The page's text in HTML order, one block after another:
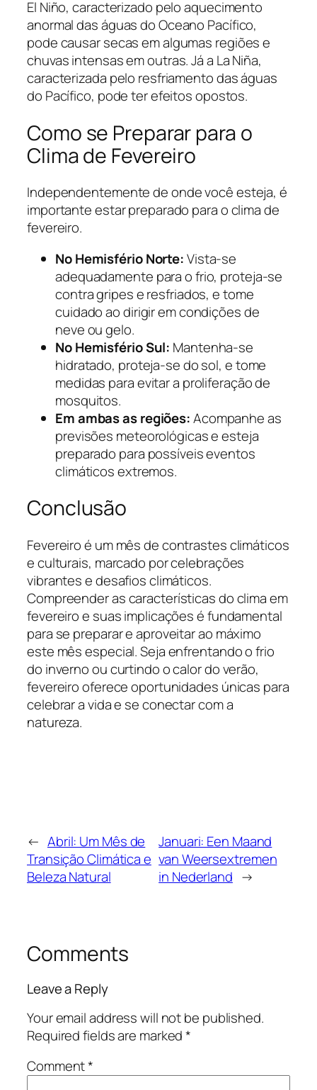
El Niño, caracterizado pelo aquecimento
anormal das águas do Oceano Pacífico,
pode causar secas em algumas regiões e
chuvas intensas em outras. Já a La Niña,
caracterizada pelo resfriamento das águas
do Pacífico, pode ter efeitos opostos.
Como se Preparar para o
Clima de Fevereiro
Independentemente de onde você esteja, é
importante estar preparado para o clima de
fevereiro.
No Hemisfério Norte:Vista-se
adequadamente para o frio, proteja-se
contra gripes e resfriados, e tome
cuidado ao dirigir em condições de
neve ou gelo.
No Hemisfério Sul: Mantenha-se
hidratado, proteja-se do sol, e tome
medidas para evitar a proliferação de
mosquitos.
Em ambas as regiões:Acompanhe as
previsões meteorológicas e esteja
preparado para possíveis eventos
climáticos extremos.
Conclusão
Fevereiro é um mês de contrastes climáticos
e culturais, marcado por celebrações
vibrantes e desafios climáticos.
Compreender as características do clima em
fevereiro e suas implicações é fundamental
para se preparar e aproveitar ao máximo
este mês especial. Seja enfrentando o frio
do inverno ou curtindo o calor do verão,
fevereiro oferece oportunidades únicas para
celebrar a vida e se conectar com a
natureza.
← Abril: Um Mês de
Transição Climática e
Beleza Natural
Januari: Een Maand
van Weersextremen
in Nederland →
Comments
Leave a Reply
Your email address will not be published.
Required fields are marked*
Comment*